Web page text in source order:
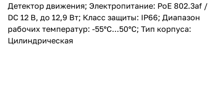
Детектор движения; Электропитание: PoE 802.3af /
DC 12 В, до 12,9 Вт; Класс защиты: IP66; Диапазон
рабочих температур: -55°С...50°С; Тип корпуса:
Цилиндрическая